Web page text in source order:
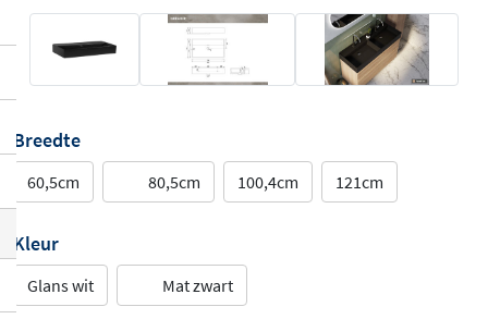
Breedte
60,5cm 80,5cm 100,4cm 121cm
Kleur
Glans wit Mat zwart